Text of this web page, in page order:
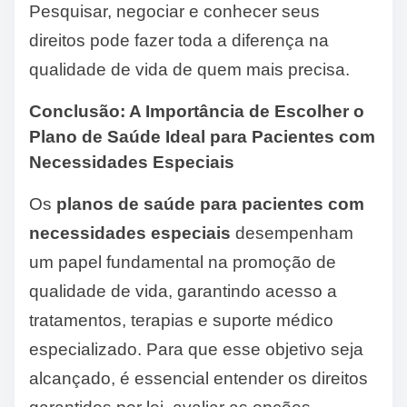
Pesquisar, negociar e conhecer seus
direitos pode fazer toda a diferença na
qualidade de vida de quem mais precisa.
Conclusão: A Importância de Escolher o
Plano de Saúde Ideal para Pacientes com
Necessidades Especiais
Os planos de saúde para pacientes com
necessidades especiais desempenham
um papel fundamental na promoção de
qualidade de vida, garantindo acesso a
tratamentos, terapias e suporte médico
especializado. Para que esse objetivo seja
alcançado, é essencial entender os direitos